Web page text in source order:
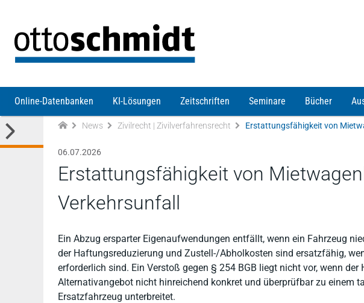
Online-Datenbanken KI-Lösungen Zeitschriften Seminare Bücher
News Zivilrecht | Zivilverfahrensrecht Erstattungsfähigkeit von
06.07.2026
Erstattungsfähigkeit von
Verkehrsunfall
Ein Abzug ersparter Eigenaufwendungen entfällt, wenn ein Fahrzeug
der Haftungsreduzierung und Zustell-/Abholkosten sind ersatzfähig,
erforderlich sind. Ein Verstoß gegen § 254 BGB liegt nicht vor, wenn
Alternativangebot nicht hinreichend konkret und überprüfbar zu einem
Ersatzfahrzeug unterbreitet.